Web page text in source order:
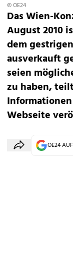
© OE24
Das Wien-
August 2010
dem
ausverkauft
seien
zu haben,
Webseite
OE24